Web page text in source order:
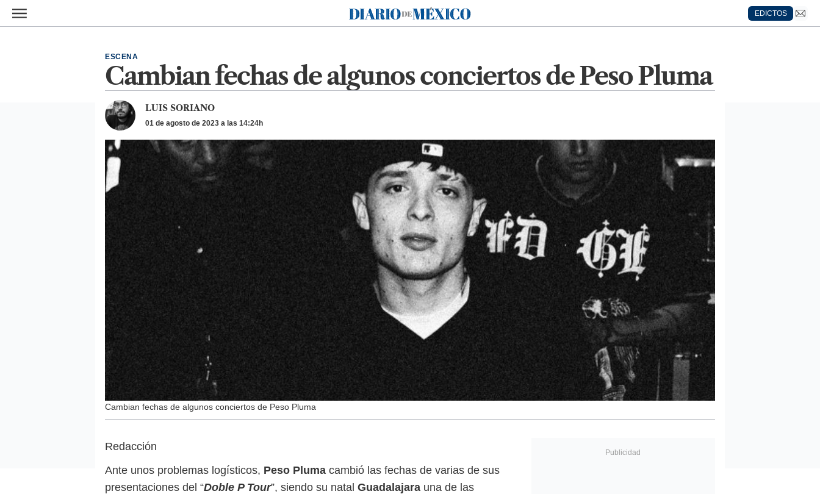
Ir al contenido principal
Diario de México
EDICTOS
Cambian fechas de algunos conciertos de Peso Pluma
ESCENA
LUIS SORIANO
01 de agosto de 2023 a las 14:24h
Cambian fechas de algunos conciertos de Peso Pluma
Redacción
Ante unos problemas logísticos, Peso Pluma cambió las fechas de varias de sus
presentaciones del “Doble P Tour”, siendo su natal Guadalajara una de las